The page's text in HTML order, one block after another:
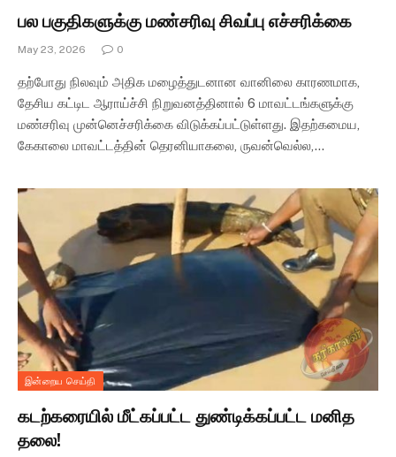
பல பகுதிகளுக்கு மண்சரிவு சிவப்பு எச்சரிக்கை
May 23, 2026 0
தற்போது நிலவும் அதிக மழைத்துடனான வானிலை காரணமாக,
தேசிய கட்டிட ஆராய்ச்சி நிறுவனத்தினால் 6 மாவட்டங்களுக்கு
மண்சரிவு முன்னெச்சரிக்கை விடுக்கப்பட்டுள்ளது. இதற்கமைய,
கேகாலை மாவட்டத்தின் தெரனியாகலை, ருவன்வெல்ல,…
இன்றைய செய்தி
கடற்கரையில் மீட்கப்பட்ட துண்டிக்கப்பட்ட மனித
தலை!